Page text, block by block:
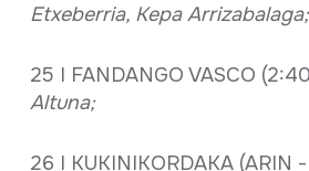
Etxeberria, Kepa Arrizabalaga;
25 I FANDANGO VASCO
Altuna;
26 I KUKINIKORDAKA (ARIN